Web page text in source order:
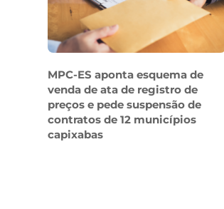
MPC-ES aponta esquema de
venda de ata de registro de
preços e pede suspensão de
contratos de 12 municípios
capixabas